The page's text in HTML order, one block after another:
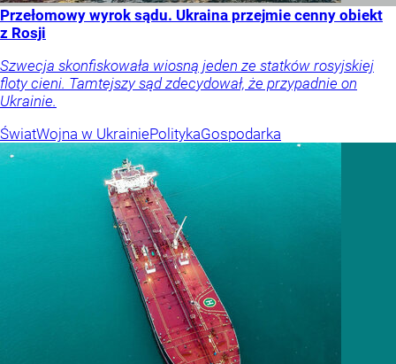
Przełomowy wyrok sądu. Ukraina przejmie cenny obiekt
z Rosji
Szwecja skonfiskowała wiosną jeden ze statków rosyjskiej
floty cieni. Tamtejszy sąd zdecydował, że przypadnie on
Ukrainie.
ŚwiatWojna w UkrainiePolitykaGospodarka